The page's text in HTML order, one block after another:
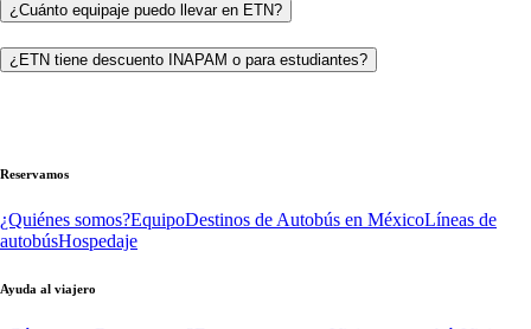
¿Cuánto equipaje puedo llevar en ETN?
¿ETN tiene descuento INAPAM o para estudiantes?
Reservamos
¿Quiénes somos?EquipoDestinos de Autobús en MéxicoLíneas de
autobúsHospedaje
Ayuda al viajero